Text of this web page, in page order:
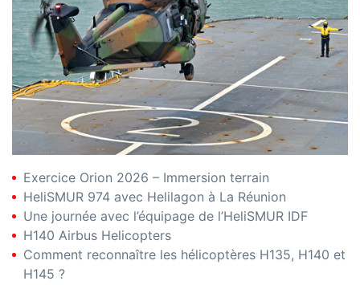
Exercice Orion 2026 – Immersion terrain
HeliSMUR 974 avec Helilagon à La Réunion
Une journée avec l’équipage de l’HeliSMUR IDF
H140 Airbus Helicopters
Comment reconnaître les hélicoptères H135, H140 et
H145 ?